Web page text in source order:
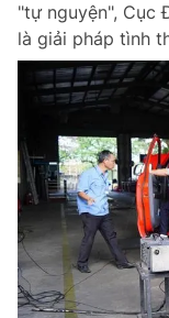
"tự nguyện", Cục
là giải pháp tình